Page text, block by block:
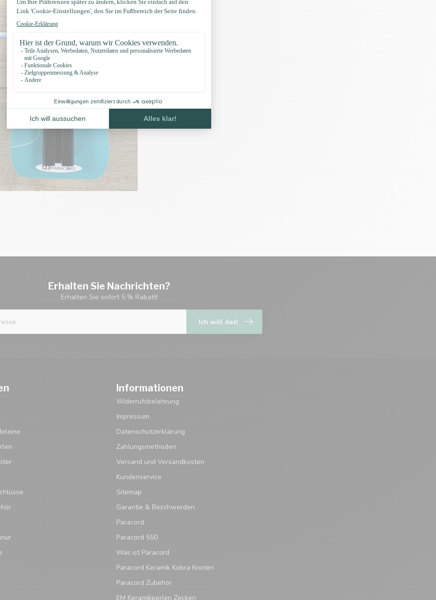
Erhalten Sie Nachrichten?
Erhalten Sie sofort 5 % Rabatt!
Ich will das!
Informationen
Widerrufsbelehrung
Impressum
Datenschutzerklärung
Zahlungsmethoden
Versand und Versandkosten
Kundenservice
Sitemap
Garantie & Beschwerden
Paracord
Paracord 550
Was ist Paracord
Paracord Keramik Kobra Knoten
Paracord Zubehör
EM Keramikperlen Zecken